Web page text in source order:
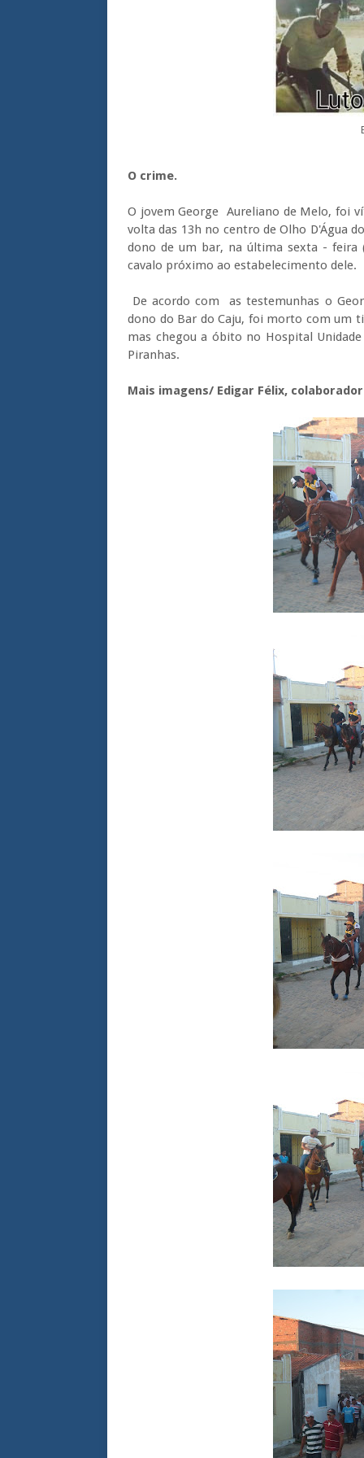
O crime.
O jovem George Aureliano de Melo, foi
volta das 13h no centro de Olho D'Água
dono de um bar, na última sexta - feira
cavalo próximo ao estabelecimento dele.
De acordo com as testemunhas o
dono do Bar do Caju, foi morto com um
mas chegou a óbito no Hospital
Piranhas.
Mais imagens/ Edigar Félix,